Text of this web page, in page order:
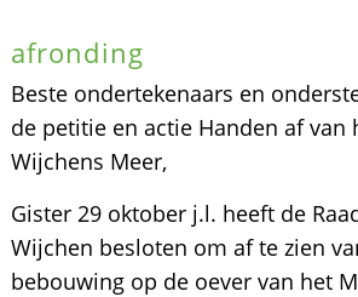
afronding
Beste ondertekenaars en
de petitie en actie Handen af van
Wijchens Meer,
Gister 29 oktober j.l. heeft de
Wijchen besloten om af te zien
bebouwing op de oever van het